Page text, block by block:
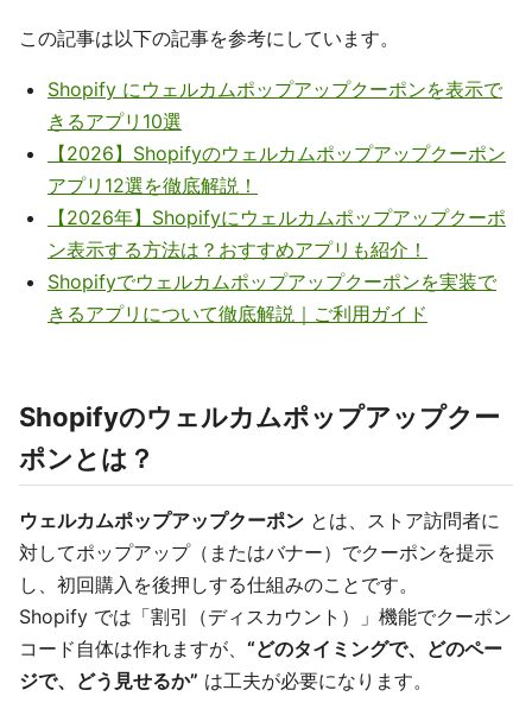
この記事は以下の記事を参考にしています。
Shopify にウェルカムポップアップクーポンを表示で
きるアプリ10選
【2026】Shopifyのウェルカムポップアップクーポン
アプリ12選を徹底解説！
【2026年】Shopifyにウェルカムポップアップクーポ
ン表示する方法は？おすすめアプリも紹介！
Shopifyでウェルカムポップアップクーポンを実装で
きるアプリについて徹底解説｜ご利用ガイド
Shopifyのウェルカムポップアップクー
ポンとは？
ウェルカムポップアップクーポン とは、ストア訪問者に
対してポップアップ（またはバナー）でクーポンを提示
し、初回購入を後押しする仕組みのことです。
Shopify では「割引（ディスカウント）」機能でクーポン
コード自体は作れますが、 “どのタイミングで、どのペー
ジで、どう見せるか” は工夫が必要になります。